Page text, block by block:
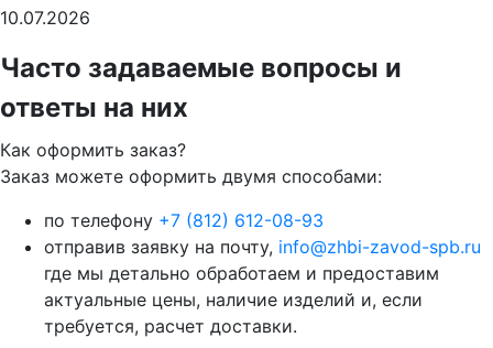
10.07.2026
Часто задаваемые вопросы и
ответы на них
Как оформить заказ?
Заказ можете оформить двумя способами:
по телефону +7 (812) 612-08-93
отправив заявку на почту, info@zhbi-zavod-spb.ru
где мы детально обработаем и предоставим
актуальные цены, наличие изделий и, если
требуется, расчет доставки.